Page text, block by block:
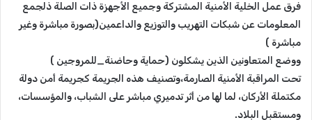
فرق عمل الخلية الأمنية المشتركة وجميع الأجهزة ذات الصلة ذلجمع
المعلومات عن شبكات التهريب والتوزيع والداعمين(بصورة مباشرة وغير
مباشرة )
ووضع المتعاونين الذين يشكلون (حماية وحاضنة_للمروجين )
تحت المراقبة الأمنية الصارمة،وتصنيف هذه الجريمة كجريمة أمن دولة
مكتملة الأركان، لما لها من أثر تدميري مباشر على الشباب، والمؤسسات،
ومستقبل البلاد.